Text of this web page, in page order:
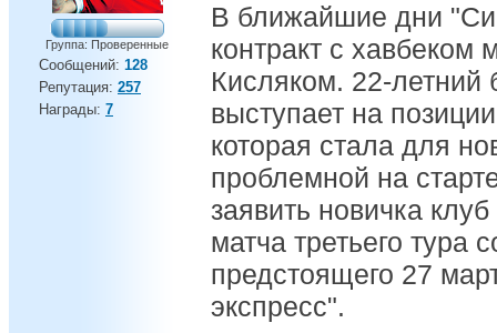
Группа: Проверенные
Сообщений: 128
Репутация: 257
Награды: 7
В ближайшие дни
контракт с хавбеком
Кисляком. 22-летний
выступает на
которая стала для
проблемной на
заявить новичка
матча третьего тура
предстоящего 27
экспресс".